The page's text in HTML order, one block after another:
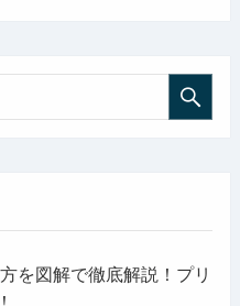
を図解で徹底解説！プリ